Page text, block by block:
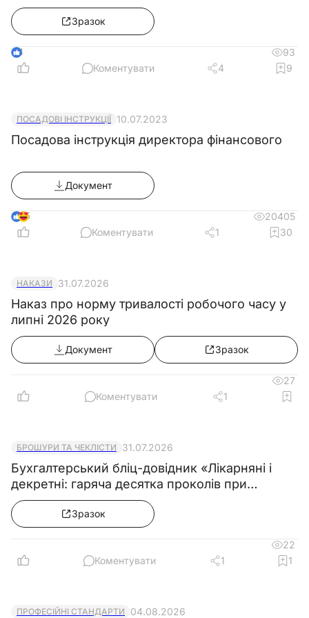
бронювання працівників, компенсації за
відпустку»Зразок
4
93
Коментувати
4 9
ПОСАДОВІ ІНСТРУКЦІЇ 10.07.2023
Посадова інструкція директора фінансового
Документ
5
20405
Коментувати
1 30
НАКАЗИ 31.07.2026
Наказ про норму тривалості робочого часу у
липні 2026 року
Документ Зразок
27
Коментувати
1
БРОШУРИ ТА ЧЕКЛІСТИ 31.07.2026
Бухгалтерський бліц-довідник «Лікарняні і
декретні: гаряча десятка проколів при
розрахунку середньої зарплати»
Зразок
22
Коментувати
1 1
ПРОФЕСІЙНІ СТАНДАРТИ 04.08.2026